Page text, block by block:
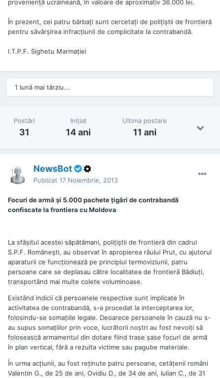
provenienţă ucraineană, în valoare de aproximativ 36.000 lei.
În prezent, cei patru bărbaţi sunt cercetaţi de poliţiştii de frontieră
pentru săvârşirea infracţiunii de complicitate la contrabandă.
I.T.P.F. Sighetu Marmației
1 lună mai târziu...
Postări
31
Iniţiat
14 ani
Ultima postare
11 ani
NewsBot
Publicat 17 Noiembrie, 2013
Focuri de armă şi 5.000 pachete ţigări de contrabandă
confiscate la frontiera cu Moldova
La sfâşitul acestei săpătâmani, poliţiştii de frontieră din cadrul
S.P.F. Româneşti, au observat în apropierea râului Prut, cu ajutorul
aparaturii ce funcţionează pe principiul termoviziunii, patru
persoane care se deplasau către localitatea de frontieră Bădiuţi,
transportând mai multe colete voluminoase.
Existând indicii că persoanele respective sunt implicate în
activitatea de contrabandă, s-a procedat la interceptarea lor,
folosindu-se somaţiile legale. Deoarece persoanele în cauză nu s-
au supus somaţiilor prin voce, lucrătorii noştri au fost nevoiţi să
folosească armamentul din dotare fiind trase şase focuri de armă
în plan vertical, fără a rezulta victime sau pagube materiale.
În urma acţiunii, au fost reţinute patru persoane, cetăţenii români
Valentin G., de 25 de ani, Ovidiu D., de 34 de ani, Iulian C., de 31